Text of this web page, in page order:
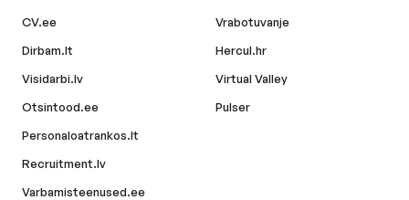
CV.ee
Dirbam.lt
Visidarbi.lv
Otsintood.ee
Personaloatrankos.lt
Recruitment.lv
Varbamisteenused.ee
Vrabotuvanje
Hercul.hr
Virtual Valley
Pulser